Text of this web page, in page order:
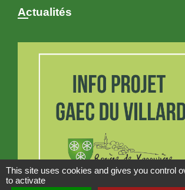
Actualités
This site uses cookies and gives you control
to activate